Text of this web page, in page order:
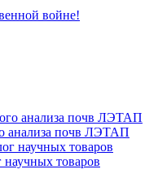
войне!
анализа почв ЛЭТАП
товаров